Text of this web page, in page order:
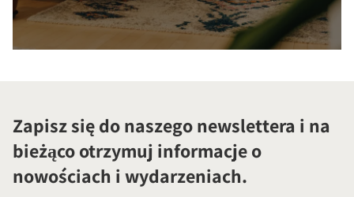
Zapisz się do naszego newslettera i na
bieżąco otrzymuj informacje o
nowościach i wydarzeniach.